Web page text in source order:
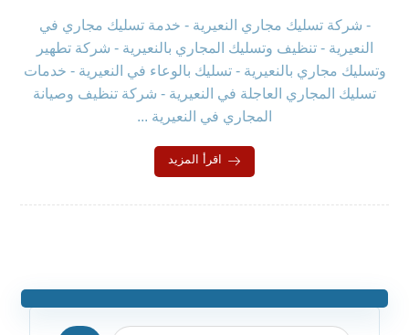
- شركة تسليك مجاري النعيرية - خدمة تسليك مجاري في
النعيرية - تنظيف وتسليك المجاري بالنعيرية - شركة تطهير
وتسليك مجاري بالنعيرية - تسليك بالوعاء في النعيرية - خدمات
تسليك المجاري العاجلة في النعيرية - شركة تنظيف وصيانة
المجاري في النعيرية ...
اقرأ المزيد